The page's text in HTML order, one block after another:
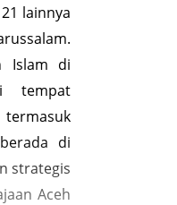
lainnya
Islam di
tempat
di
strategis
Aceh